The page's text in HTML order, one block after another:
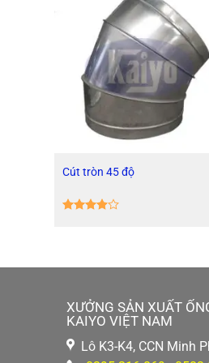
Cút tròn 45 độ
XƯỞNG SẢN XUẤT
KAIYO VIỆT NAM
Lô K3-K4, CCN Minh